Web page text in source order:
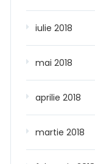
iulie 2018
mai 2018
aprilie 2018
martie 2018